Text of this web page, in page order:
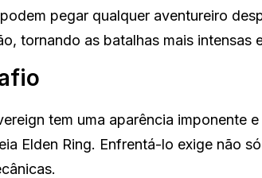
pegar qualquer aventureiro
tornando as batalhas mais intensas
tem uma aparência imponente
Elden Ring. Enfrentá-lo exige não